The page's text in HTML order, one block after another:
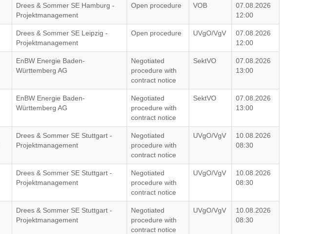
Drees & Sommer SE Hamburg -
Projektmanagement
Open procedure VOB
07.08.2026
12:00
Drees & Sommer SE Leipzig -
Projektmanagement
Open procedure UVgO/VgV
07.08.2026
12:00
EnBW Energie Baden-
Württemberg AG
Negotiated
procedure with
contract notice
SektVO
07.08.2026
13:00
EnBW Energie Baden-
Württemberg AG
Negotiated
procedure with
contract notice
SektVO
07.08.2026
13:00
Drees & Sommer SE Stuttgart -
Projektmanagement
Negotiated
procedure with
contract notice
UVgO/VgV
10.08.2026
08:30
Drees & Sommer SE Stuttgart -
Projektmanagement
Negotiated
procedure with
contract notice
UVgO/VgV
10.08.2026
08:30
Drees & Sommer SE Stuttgart -
Projektmanagement
Negotiated
procedure with
contract notice
UVgO/VgV
10.08.2026
08:30